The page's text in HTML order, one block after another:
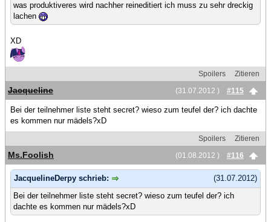
was produktiveres wird nachher reineditiert ich muss zu sehr dreckig
lachen
XD
Spoilers
Zitieren
(31.07.2012 )
#115
Jacqueline
Bei der teilnehmer liste steht secret? wieso zum teufel der? ich dachte
es kommen nur mädels?xD
Spoilers
Zitieren
(01.08.2012 )
#116
Ms.Foolish
(31.07.2012)
JacquelineDerpy schrieb:
Bei der teilnehmer liste steht secret? wieso zum teufel der? ich
dachte es kommen nur mädels?xD